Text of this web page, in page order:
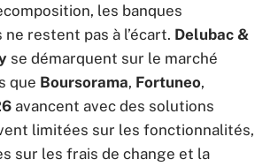
les banques
restent pas à l’écart. Delubac &
se démarquent sur le marché
que Boursorama, Fortuneo,
avancent avec des solutions
limitées sur les fonctionnalités,
sur les frais de change et la